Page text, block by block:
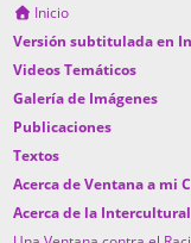
Inicio
Versión subtitulada en
Videos Temáticos
Galería de Imágenes
Publicaciones
Textos
Acerca de Ventana a mi
Acerca de la